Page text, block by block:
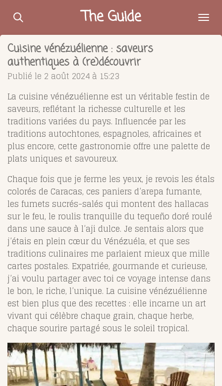
Passer
contenu
principal
The Guide
Cuisine vénézuélienne : saveurs
authentiques à (re)découvrir
Publié le 2 août 2024 à 15:23
La cuisine vénézuélienne est un véritable festin de
saveurs, reflétant la richesse culturelle et les
traditions variées du pays. Influencée par les
traditions autochtones, espagnoles, africaines et
plus encore, cette gastronomie offre une palette de
plats uniques et savoureux.
Chaque fois que je ferme les yeux, je revois les étals
colorés de Caracas, ces paniers d’arepa fumante,
les fumets sucrés-salés qui montent des hallacas
sur le feu, le roulis tranquille du tequeño doré roulé
dans une sauce à l’aji dulce. Je sentais alors que
j’étais en plein cœur du Vénézuéla, et que ses
traditions culinaires me parlaient mieux que mille
cartes postales. Expatriée, gourmande et curieuse,
j’ai voulu partager avec toi ce voyage intense dans
le bon, le riche, l’unique. La cuisine vénézuélienne
est bien plus que des recettes : elle incarne un art
vivant qui célèbre chaque grain, chaque herbe,
chaque sourire partagé sous le soleil tropical.